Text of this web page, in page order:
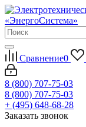
Сравнение0
8 (800) 707-75-03
8 (800) 707-75-03
+ (495) 648-68-28
Заказать звонок